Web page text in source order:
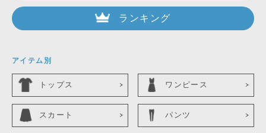
ランキング
アイテム別
トップス ワンピース
スカート パンツ